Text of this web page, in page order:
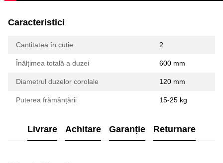
Caracteristici
Cantitatea în cutie 2
Înălțimea totală a duzei 600 mm
Diametrul duzelor corolale 120 mm
Puterea frămânțării 15-25 kg
Livrare Achitare Garanție Returnare